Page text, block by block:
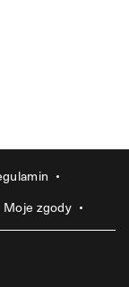
us on Rss
Moje zgody